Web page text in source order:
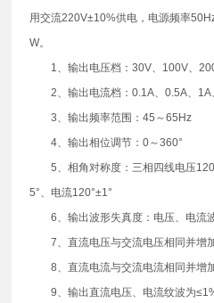
用交流220V±10%供电，电源频率
W。
1、输出电压档：30V、100V、
2、输出电流档：0.1A、0.5A、1A
3、输出频率范围：45～65Hz
4、输出相位调节：0～360°
5、相角对称度：三相四线电压
5°、电流120°±1°
6、输出波形失真度：电压、电流
7、直流电压与交流电压相同并增
8、直流电流与交流电流相同并增
9、输出直流电压、电流纹波为